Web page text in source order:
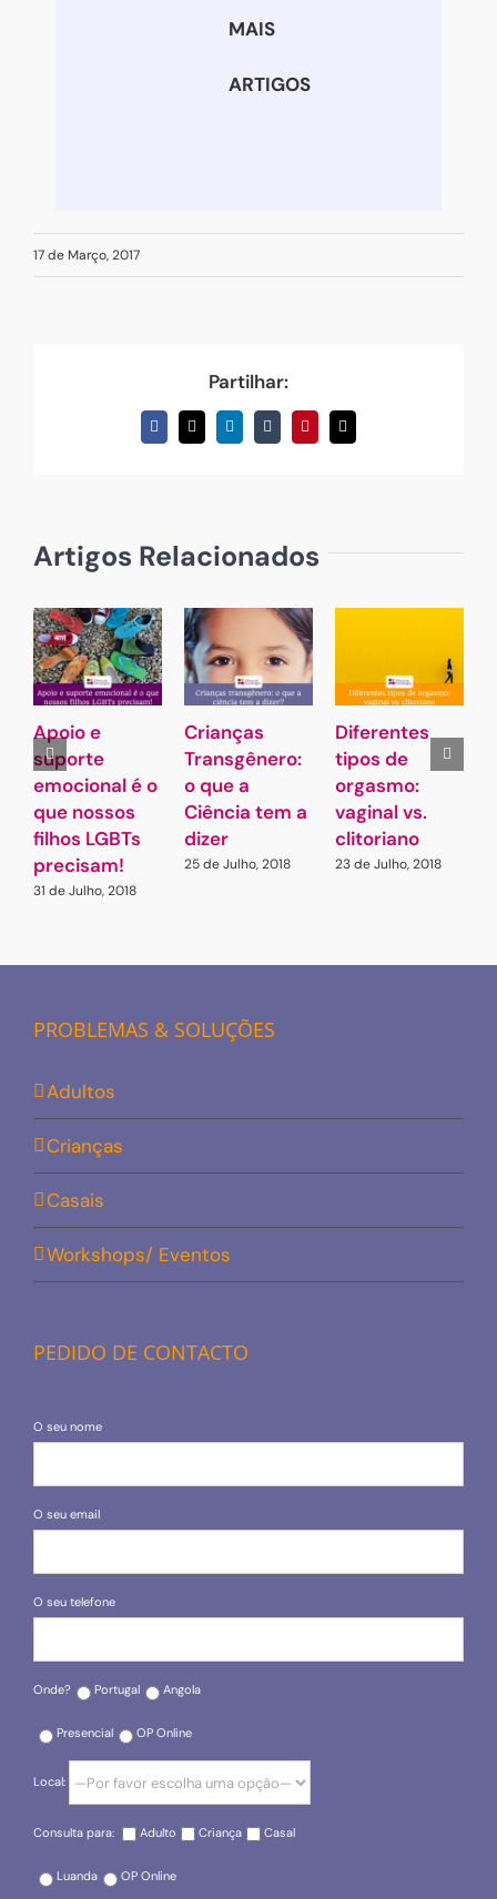
MAIS
ARTIGOS
17 de Março, 2017
Partilhar:
Facebook
X LinkedInTumblrPinterestEmail
(necessário
Artigos Relacionados
Apoio e
suporte
emocional é o
que nossos
filhos LGBTs
precisam!
31 de Julho, 2018
Crianças
Transgênero:
o que a
Ciência tem a
dizer
25 de Julho, 2018
Diferentes
tipos de
orgasmo:
vaginal vs.
clitoriano
23 de Julho, 2018
PROBLEMAS & SOLUÇÕES
Adultos
Crianças
Casais
Workshops/ Eventos
PEDIDO DE CONTACTO
O seu nome
O seu email
O seu telefone
Onde? Portugal Angola
Presencial OP Online
Local:
Consulta para: Adulto Criança Casal
Luanda OP Online